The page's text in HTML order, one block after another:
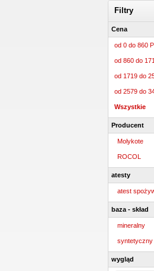
Filtry
Cena
od 0 do 860
od 860 do
od 1719 do
od 2579 do
Wszystkie
Producent
Molykote
ROCOL
atesty
atest
baza - skład
mineralny
syntetyczny
wygląd